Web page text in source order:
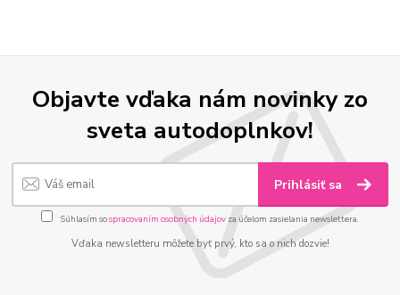
Objavte vďaka nám novinky zo
sveta autodoplnkov!
Prihlásiť sa
Súhlasím sospracovaním osobných údajov za účelom zasielania newslettera.
Vďaka newsletteru môžete byť prvý, kto sa o nich dozvie!